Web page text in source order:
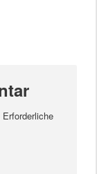
Erforderliche